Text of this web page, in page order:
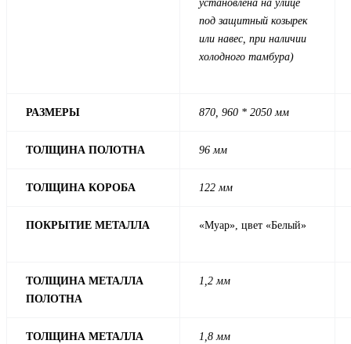
установлена на улице
под защитный козырек
или навес, при наличии
холодного тамбура)
РАЗМЕРЫ 870, 960 * 2050 мм
ТОЛЩИНА ПОЛОТНА 96 мм
ТОЛЩИНА КОРОБА 122 мм
ПОКРЫТИЕ МЕТАЛЛА «Муар», цвет «Белый»
ТОЛЩИНА МЕТАЛЛА
ПОЛОТНА
1,2 мм
ТОЛЩИНА МЕТАЛЛА
1,8 мм